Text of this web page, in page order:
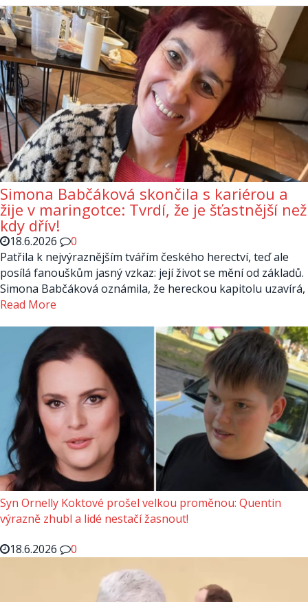
Simona Babčáková skončila s kariérou a
žije v maringotce: Tvrdí, že je šťastnější než
kdy dřív!
18.6.2026
0
Patřila k nejvýraznějším tvářím českého herectví, teď ale
posílá fanouškům jasný vzkaz: její život se mění od základů.
Simona Babčáková oznámila, že hereckou kapitolu uzavírá,
Read More
Syn Ornelly Koktové prošel velkou proměnou: Quentin
výrazně zhubl a lidé nestačí žasnout!
18.6.2026
0